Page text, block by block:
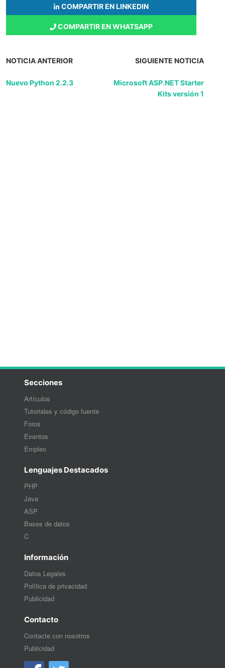
COMPARTIR EN LINKEDIN
COMPARTIR EN WHATSAPP
NOTICIA ANTERIOR
Nuevo Python 2.2.3
SIGUIENTE NOTICIA
Microsoft ASP.NET Starter
Kits versión 1
Secciones
Artículos
Tutoriales y código fuente
Foros
Eventos
Empleo
Lenguajes Destacados
PHP
Java
ASP
Bases de datos
C
Información
Datos Legales
Política de privacidad
Publicidad
Contacto
Contacte con nosotros
Publicidad